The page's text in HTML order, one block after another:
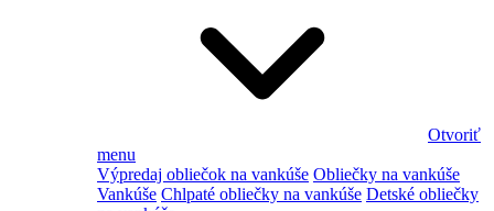
Otvoriť
menu
Výpredaj obliečok na vankúše Obliečky na vankúše
Vankúše Chlpaté obliečky na vankúše Detské obliečky